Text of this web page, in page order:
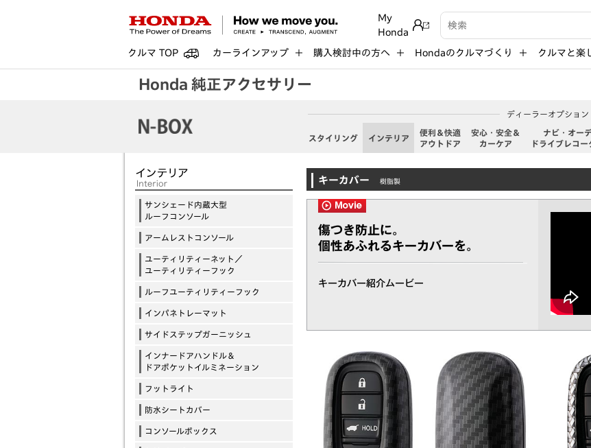
My
Honda
検索キーワード入力
クルマ TOP カーラインアップ 購入検討中の方へ Hondaのクルマづくり クルマと楽
Honda 純正アクセサリー
ディーラーオプション
スタイリング インテリア
便利＆快適
アウトドア
安心・安全＆
カーケア
ナビ・オー
ドライブレコ
サンシェード内蔵大型
ルーフコンソール
アームレストコンソール
ユーティリティーネット／
ユーティリティーフック
ルーフユーティリティーフック
インパネトレーマット
サイドステップガーニッシュ
インナードアハンドル＆
ドアポケットイルミネーション
フットライト
防水シートカバー
コンソールボックス
キーカバー 樹脂製
傷つき防止に。
個性あふれるキーカバーを。
キーカバー紹介ムービー